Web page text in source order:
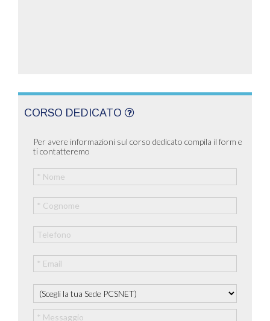
CORSO DEDICATO
Per avere informazioni sul corso dedicato compila il form e
ti contatteremo